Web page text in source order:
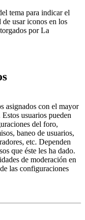
tema para indicar el
usar iconos en los
por La
asignados con el mayor
usuarios pueden
del foro,
baneo de usuarios,
etc. Dependen
que éste les ha dado.
de moderación en
las configuraciones